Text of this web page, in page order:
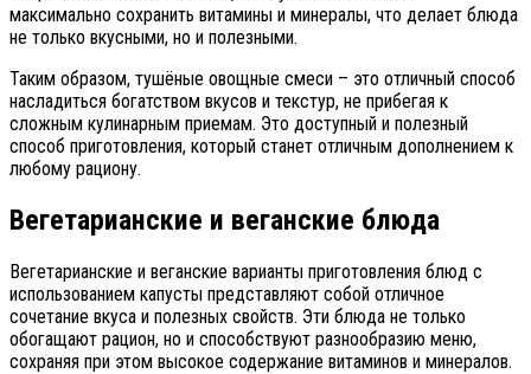
максимально сохранить витамины и минералы, что делает блюда
не только вкусными, но и полезными.
Таким образом, тушёные овощные смеси – это отличный способ
насладиться богатством вкусов и текстур, не прибегая к
сложным кулинарным приемам. Это доступный и полезный
способ приготовления, который станет отличным дополнением к
любому рациону.
Вегетарианские и веганские блюда
Вегетарианские и веганские варианты приготовления блюд с
использованием капусты представляют собой отличное
сочетание вкуса и полезных свойств. Эти блюда не только
обогащают рацион, но и способствуют разнообразию меню,
сохраняя при этом высокое содержание витаминов и минералов.